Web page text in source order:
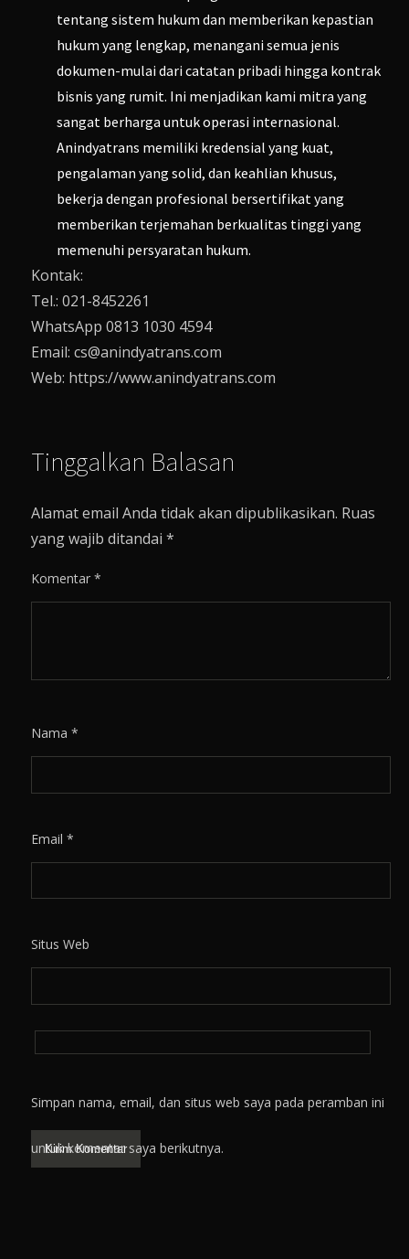
tentang sistem hukum dan memberikan kepastian
hukum yang lengkap, menangani semua jenis
dokumen-mulai dari catatan pribadi hingga kontrak
bisnis yang rumit. Ini menjadikan kami mitra yang
sangat berharga untuk operasi internasional.
Anindyatrans memiliki kredensial yang kuat,
pengalaman yang solid, dan keahlian khusus,
bekerja dengan profesional bersertifikat yang
memberikan terjemahan berkualitas tinggi yang
memenuhi persyaratan hukum.
Kontak:
Tel.: 021-8452261
WhatsApp 0813 1030 4594
Email: cs@anindyatrans.com
Web: https://www.anindyatrans.com
Tinggalkan Balasan
Alamat email Anda tidak akan dipublikasikan. Ruas
yang wajib ditandai*
Komentar*
Nama*
Email*
Situs Web
Simpan nama, email, dan situs web saya pada peramban ini
untuk komentar saya berikutnya.